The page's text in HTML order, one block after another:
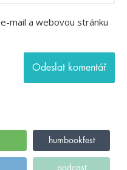
mail a webovou stránku
humbookfest
podcast